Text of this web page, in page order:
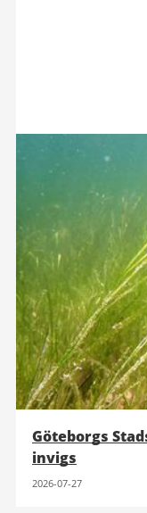
Göteborgs
invigs
2026-07-27